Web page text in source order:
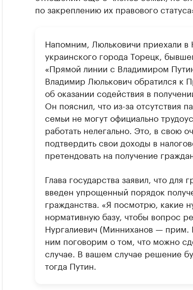
по закреплению их правового
Напомним, Люльковичи приехали
украинского города Торецк,
«Прямой линии с Владимиром
Владимир Люлькович обратился к
об оказании содействия в
Он пояснил, что из-за отсутствия
семьи не могут официально
работать нелегально. Это, в свою
подтвердить свои доходы в
претендовать на получение
Глава государства заявил, что
введен упрощенный порядок
гражданства. «Я посмотрю, какие
нормативную базу, чтобы вопрос
Нургалиевич (Минниханов — прим.
ним поговорим о том, что можно
случае. В вашем случае решение
тогда Путин.